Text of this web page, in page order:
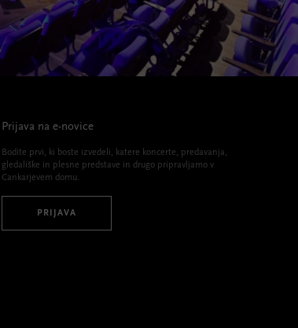
Prijava na e-novice
Bodite prvi, ki boste izvedeli, katere koncerte, predavanja,
gledališke in plesne predstave in drugo pripravljamo v
Cankarjevem domu.
PRIJAVA